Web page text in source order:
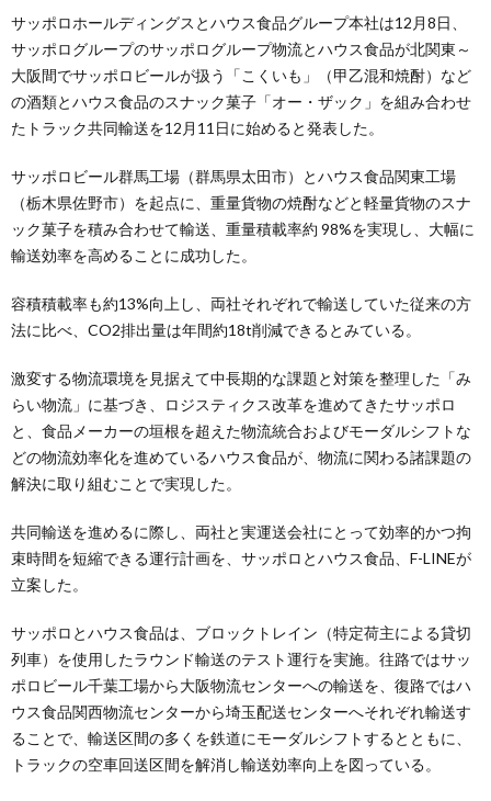
サッポロホールディングスとハウス食品グループ本社は12月8日、
サッポログループのサッポログループ物流とハウス食品が北関東～
大阪間でサッポロビールが扱う「こくいも」（甲乙混和焼酎）など
の酒類とハウス食品のスナック菓子「オー・ザック」を組み合わせ
たトラック共同輸送を12月11日に始めると発表した。
サッポロビール群馬工場（群馬県太田市）とハウス食品関東工場
（栃木県佐野市）を起点に、重量貨物の焼酎などと軽量貨物のスナ
ック菓子を積み合わせて輸送、重量積載率約 98%を実現し、大幅に
輸送効率を高めることに成功した。
容積積載率も約13%向上し、両社それぞれで輸送していた従来の方
法に比べ、CO2排出量は年間約18t削減できるとみている。
激変する物流環境を見据えて中長期的な課題と対策を整理した「み
らい物流」に基づき、ロジスティクス改革を進めてきたサッポロ
と、食品メーカーの垣根を超えた物流統合およびモーダルシフトな
どの物流効率化を進めているハウス食品が、物流に関わる諸課題の
解決に取り組むことで実現した。
共同輸送を進めるに際し、両社と実運送会社にとって効率的かつ拘
束時間を短縮できる運行計画を、サッポロとハウス食品、F-LINEが
立案した。
サッポロとハウス食品は、ブロックトレイン（特定荷主による貸切
列車）を使用したラウンド輸送のテスト運行を実施。往路ではサッ
ポロビール千葉工場から大阪物流センターへの輸送を、復路ではハ
ウス食品関西物流センターから埼玉配送センターへそれぞれ輸送す
ることで、輸送区間の多くを鉄道にモーダルシフトするとともに、
トラックの空車回送区間を解消し輸送効率向上を図っている。